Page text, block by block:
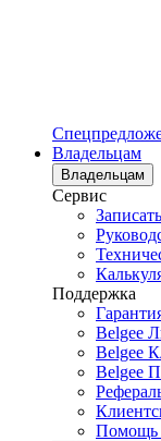
Владельцам
Владельцам
Сервис
Поддержка
Belgee
Belgee
Belgee
Помощь